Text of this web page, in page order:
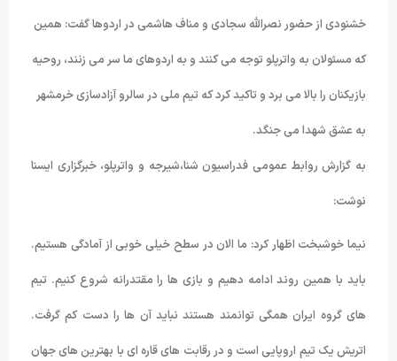
خشنودی از حضور نصرالله سجادی و مناف هاشمی در اردوها گفت: همین
که مسئولان به واترپلو توجه می کنند و به اردوهای ما سر می زنند، روحیه
بازیکنان را بالا می برد و تاکید کرد که تیم ملی در سالرو آزادسازی خرمشهر
به عشق شهدا می جنگد.
به گزارش روابط عمومی فدراسیون شنا،شیرجه و واترپلو، خبرگزاری ایسنا
نوشت:
نیما خوشبخت اظهار کرد: ما الان در سطح خیلی خوبی از آمادگی هستیم.
باید با همین روند ادامه دهیم و بازی ها را مقتدرانه شروع کنیم. تیم
های گروه ایران همگی توانمند هستند نباید آن ها را دست کم گرفت.
اتریش یک تیم اروپایی است و در رقابت های قاره ای با بهترین های جهان